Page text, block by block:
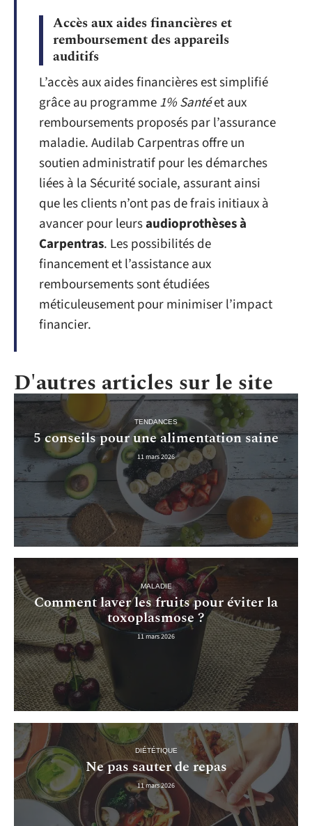
Accès aux aides financières et
remboursement des appareils
auditifs
L’accès aux aides financières est simplifié
grâce au programme1% Santéet aux
remboursements proposés par l’assurance
maladie. Audilab Carpentras offre un
soutien administratif pour les démarches
liées à la Sécurité sociale, assurant ainsi
que les clients n’ont pas de frais initiaux à
avancer pour leursaudioprothèses à
Carpentras. Les possibilités de
financement et l’assistance aux
remboursements sont étudiées
méticuleusement pour minimiser l’impact
financier.
D'autres articles sur le site
TENDANCES
5 conseils pour une alimentation saine
11 mars 2026
MALADIE
Comment laver les fruits pour éviter la
toxoplasmose ?
11 mars 2026
DIÉTÉTIQUE
Ne pas sauter de repas
11 mars 2026